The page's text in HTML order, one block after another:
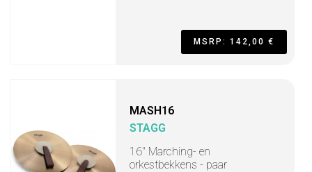
MSRP: 142,00 €
MASH16
STAGG
16" Marching- en
orkestbekkens - paar